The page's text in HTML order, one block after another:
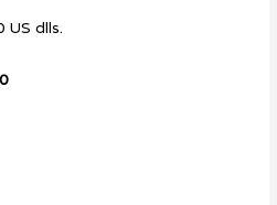
US dlls.